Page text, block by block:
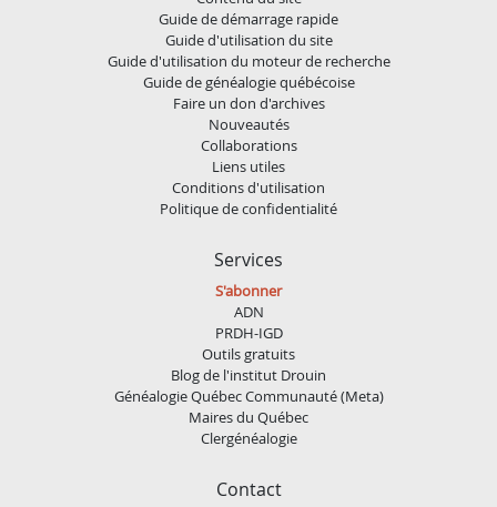
Guide de démarrage rapide
Guide d'utilisation du site
Guide d'utilisation du moteur de recherche
Guide de généalogie québécoise
Faire un don d'archives
Nouveautés
Collaborations
Liens utiles
Conditions d'utilisation
Politique de confidentialité
Services
S'abonner
ADN
PRDH-IGD
Outils gratuits
Blog de l'institut Drouin
Généalogie Québec Communauté (Meta)
Maires du Québec
Clergénéalogie
Contact